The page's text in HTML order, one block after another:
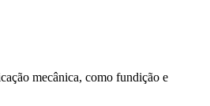
mecânica, como fundição e